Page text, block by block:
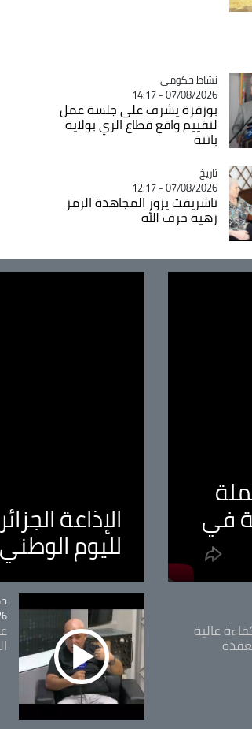
Catégorie
نشاط حكومي
07/08/2026 - 14:17
بوزقزة يشرف على جلسة عمل
لتقييم واقع قطاع الري بولاية
باتنة
Catégorie
تاريخ
07/08/2026 - 12:17
تاشريفت يزور المجاهدة الرمز
زهية خرف الله
في الإذاعة
لليوم
عالية